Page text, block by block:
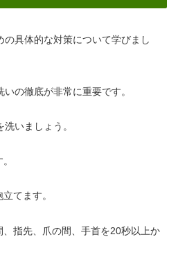
具体的な対策について学びまし
の徹底が非常に重要です。
いましょう。
てます。
指先、爪の間、手首を20秒以上か